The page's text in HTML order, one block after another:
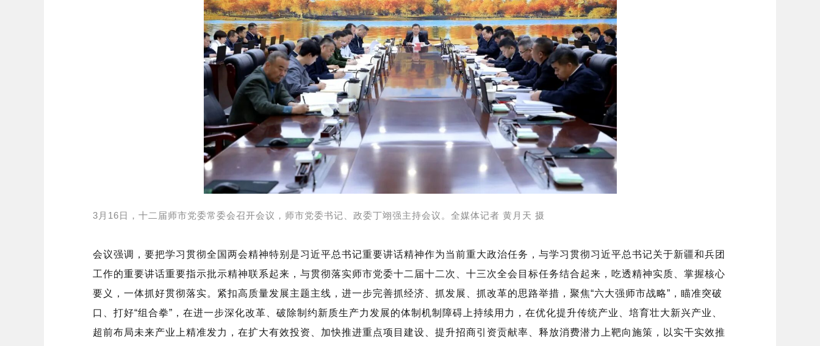
3月16日，十二届师市党委常委会召开会议，师市党委书记、政委丁翊强主持会议。全媒体记者 黄月天 摄
会议强调，要把学习贯彻全国两会精神特别是习近平总书记重要讲话精神作为当前重大政治任务，与学习贯彻习近平总书记关于新疆和兵团
工作的重要讲话重要指示批示精神联系起来，与贯彻落实师市党委十二届十二次、十三次全会目标任务结合起来，吃透精神实质、掌握核心
要义，一体抓好贯彻落实。紧扣高质量发展主题主线，进一步完善抓经济、抓发展、抓改革的思路举措，聚焦“六大强师市战略”，瞄准突破
口、打好“组合拳”，在进一步深化改革、破除制约新质生产力发展的体制机制障碍上持续用力，在优化提升传统产业、培育壮大新兴产业、
超前布局未来产业上精准发力，在扩大有效投资、加快推进重点项目建设、提升招商引资贡献率、释放消费潜力上靶向施策，以实干实效推